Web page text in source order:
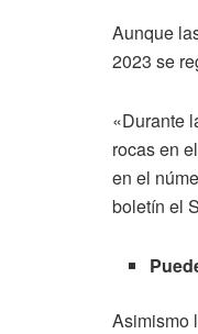
Aunque
2023 se
«Durante
rocas en
en el
boletín el
Asimismo